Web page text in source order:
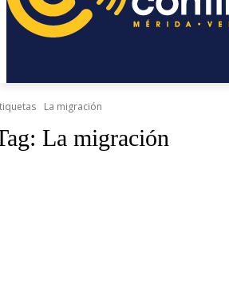
La migración
La migración